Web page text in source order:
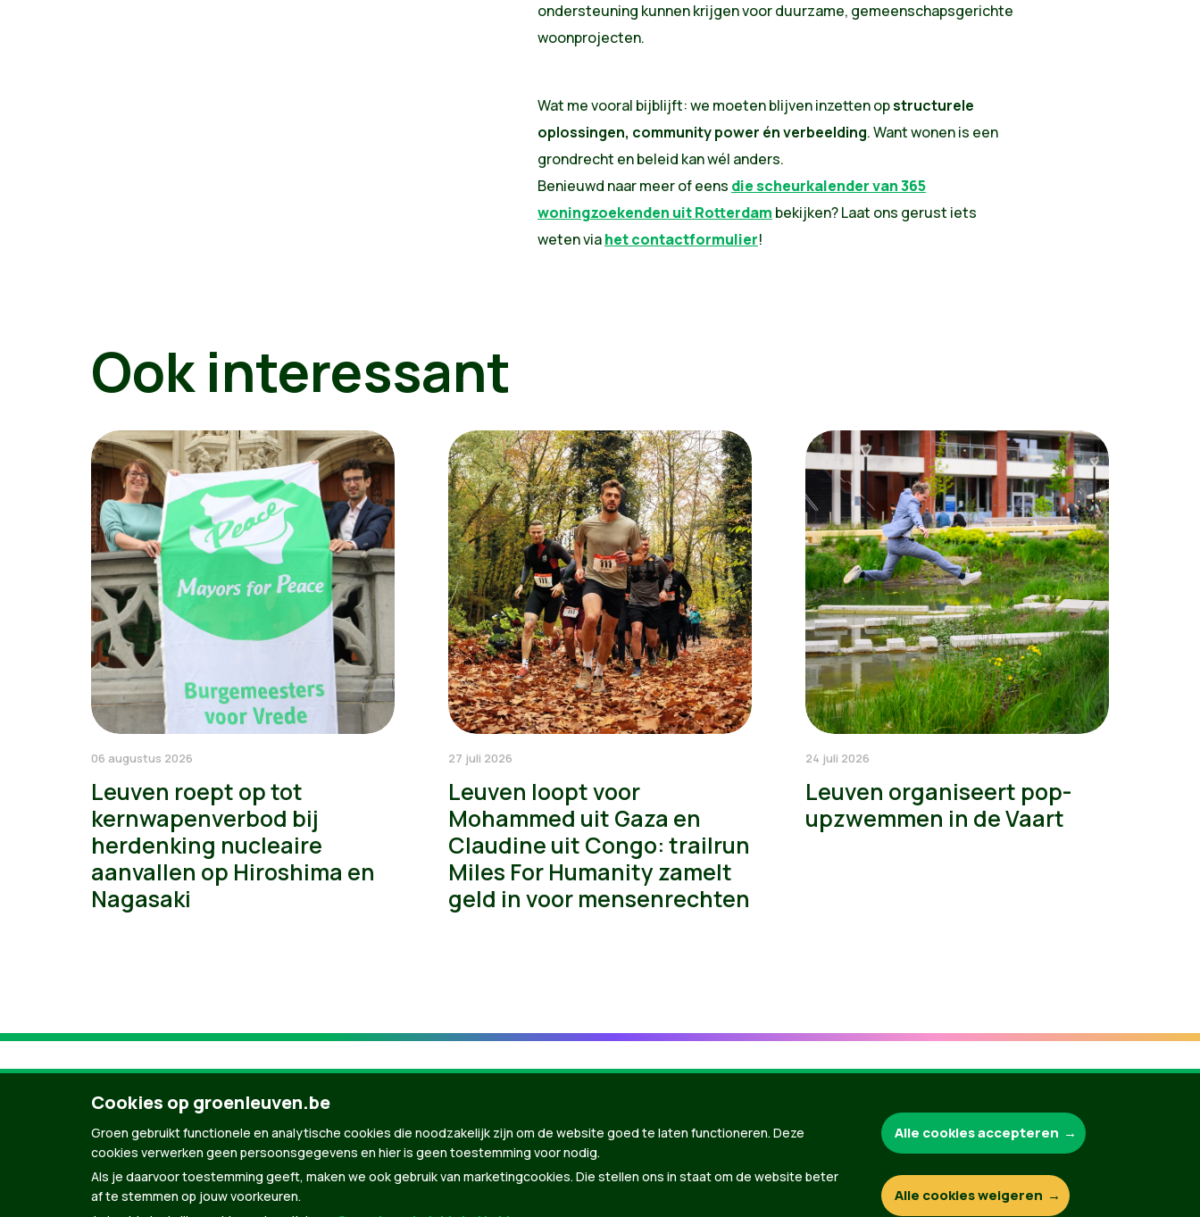
ondersteuning kunnen krijgen voor duurzame, gemeenschapsgerichte
woonprojecten.
Wat me vooral bijblijft: we moeten blijven inzetten opstructurele
oplossingen, community power én verbeelding. Want wonen is een
grondrecht en beleid kan wél anders.
Benieuwd naar meer of eens die scheurkalender van 365
woningzoekenden uit Rotterdam bekijken? Laat ons gerust iets
weten viahet contactformulier!
Ook interessant
06 augustus 2026
Leuven roept op tot
kernwapenverbod bij
herdenking nucleaire
aanvallen op Hiroshima en
Nagasaki
27 juli 2026
Leuven loopt voor
Mohammed uit Gaza en
Claudine uit Congo: trailrun
Miles For Humanity zamelt
geld in voor mensenrechten
24 juli 2026
Leuven organiseert pop-
upzwemmen in de Vaart
Groen.be
Cookies op groenleuven.be
Groen gebruikt functionele en analytische cookies die noodzakelijk zijn om de website goed te laten functioneren. Deze
cookies verwerken geen persoonsgegevens en hier is geen toestemming voor nodig.
Als je daarvoor toestemming geeft, maken we ook gebruik van marketingcookies. Die stellen ons in staat om de website beter
af te stemmen op jouw voorkeuren.
Alle cookies accepteren
Alle cookies weigeren